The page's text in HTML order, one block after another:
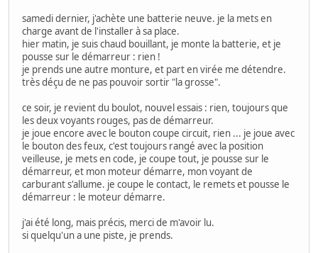
samedi dernier, j'achète une batterie neuve. je la mets en
charge avant de l'installer à sa place.
hier matin, je suis chaud bouillant, je monte la batterie, et je
pousse sur le démarreur : rien !
je prends une autre monture, et part en virée me détendre.
très déçu de ne pas pouvoir sortir "la grosse".
ce soir, je revient du boulot, nouvel essais : rien, toujours que
les deux voyants rouges, pas de démarreur.
je joue encore avec le bouton coupe circuit, rien ... je joue avec
le bouton des feux, c'est toujours rangé avec la position
veilleuse, je mets en code, je coupe tout, je pousse sur le
démarreur, et mon moteur démarre, mon voyant de
carburant s'allume. je coupe le contact, le remets et pousse le
démarreur : le moteur démarre.
j'ai été long, mais précis, merci de m'avoir lu.
si quelqu'un a une piste, je prends.